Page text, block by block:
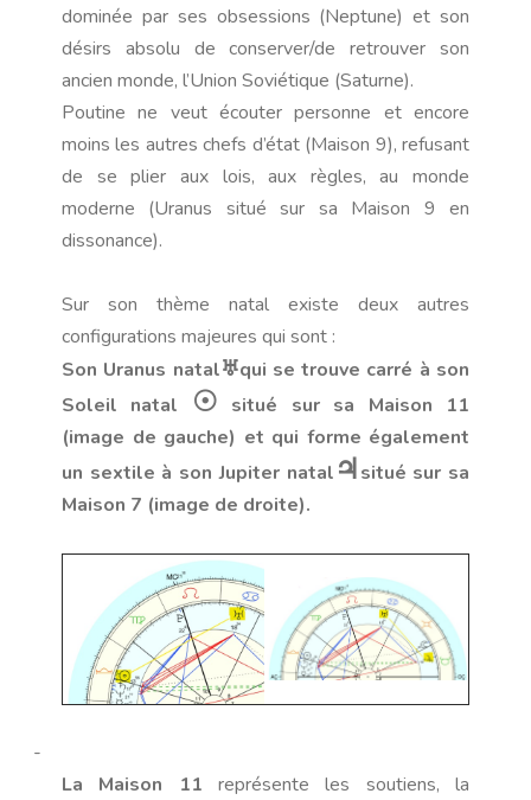
dominée par ses obsessions (Neptune) et son
désirs absolu de conserver/de retrouver son
ancien monde, l’Union Soviétique (Saturne).
Poutine ne veut écouter personne et encore
moins les autres chefs d’état (Maison 9), refusant
de se plier aux lois, aux règles, au monde
moderne (Uranus situé sur sa Maison 9 en
dissonance).
Sur son thème natal existe deux autres
configurations majeures qui sont :
Son Uranus natal♅qui se trouve carré à son
Soleil natal ☉ situé sur sa Maison 11
(image de gauche) et qui forme également
un sextile à son Jupiter natal ♃ situé sur sa
Maison 7 (image de droite).
-
La Maison 11 représente les soutiens, la